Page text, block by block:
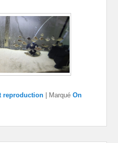
reproduction Marqué On